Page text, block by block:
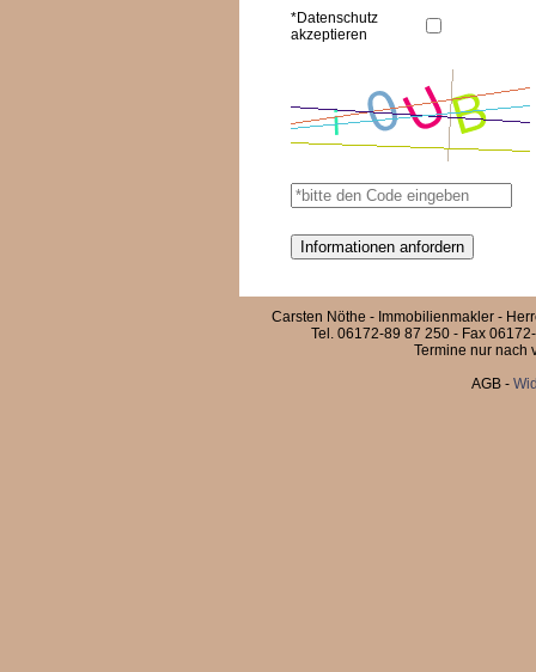
*Datenschutz
akzeptieren
Carsten Nöthe - Immobilienmakler -
Tel. 06172-89 87 250 - Fax
Termine nur nach
AGB -